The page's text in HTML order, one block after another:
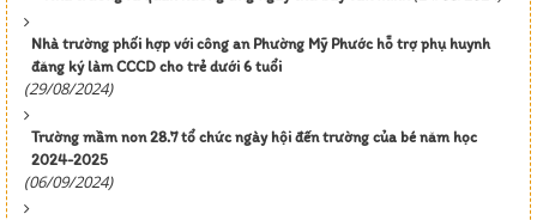
Nhà trường phối hợp với công an Phường Mỹ Phước hỗ trợ phụ huynh
đăng ký làm CCCD cho trẻ dưới 6 tuổi
(29/08/2024)
Trường mầm non 28.7 tổ chức ngày hội đến trường của bé năm học
2024-2025
(06/09/2024)